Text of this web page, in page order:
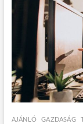
AJÁNLÓ GAZDASÁG